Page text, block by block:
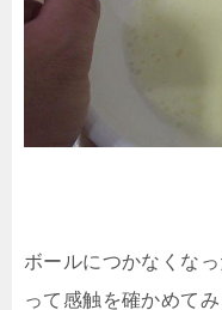
ボールにつかなくな
って感触を確かめてみ